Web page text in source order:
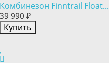
Комбинезон Finntrail Float...
39 990 ₽
Купить